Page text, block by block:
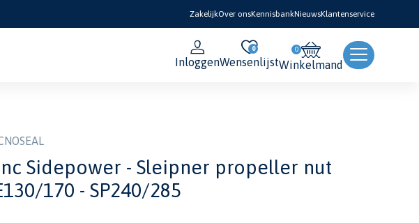
ZakelijkOver onsKennisbankNieuwsKlantenservice
Inloggen
0
WensenlijstWinkelmand
Sidepower - Sleipner propeller nut
170 - SP240/285